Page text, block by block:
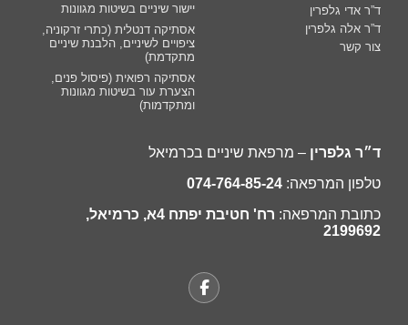
ד״ר גלפרין – מרפאת שיניים בכרמיאל
טלפון המרפאה: 074-764-85-24
כתובת המרפאה:
רח' חטיבת יפתח 4א, כרמיאל,
2199692
יישור שיניים בשיטות מגוונות
אסתיקה דנטלית (כתרי זרקוניה,
ציפויים לשיניים, הלבנת שיניים
מתקדמת)
אסתיקה רפואית (פיסול פנים,
הצערת עור בשיטות מגוונות
ומתקדמות)
ד”ר אדי גלפרין
ד”ר אלה גלפרין
צור קשר